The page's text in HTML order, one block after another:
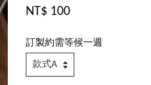
NT$ 100
訂製約需等候一週